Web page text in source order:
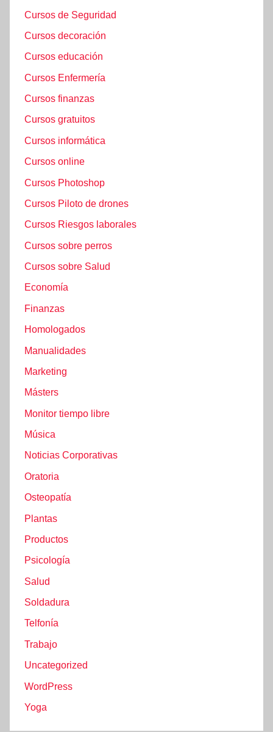
Cursos de Seguridad
Cursos decoración
Cursos educación
Cursos Enfermería
Cursos finanzas
Cursos gratuitos
Cursos informática
Cursos online
Cursos Photoshop
Cursos Piloto de drones
Cursos Riesgos laborales
Cursos sobre perros
Cursos sobre Salud
Economía
Finanzas
Homologados
Manualidades
Marketing
Másters
Monitor tiempo libre
Música
Noticias Corporativas
Oratoria
Osteopatía
Plantas
Productos
Psicología
Salud
Soldadura
Telfonía
Trabajo
Uncategorized
WordPress
Yoga